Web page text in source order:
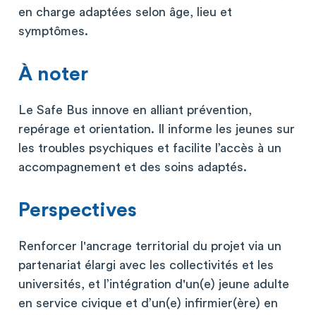
en charge adaptées selon âge, lieu et
symptômes.
À noter
Le Safe Bus innove en alliant prévention,
repérage et orientation. Il informe les jeunes sur
les troubles psychiques et facilite l’accès à un
accompagnement et des soins adaptés.
Perspectives
Renforcer l'ancrage territorial du projet via un
partenariat élargi avec les collectivités et les
universités, et l’intégration d'un(e) jeune adulte
en service civique et d’un(e) infirmier(ère) en